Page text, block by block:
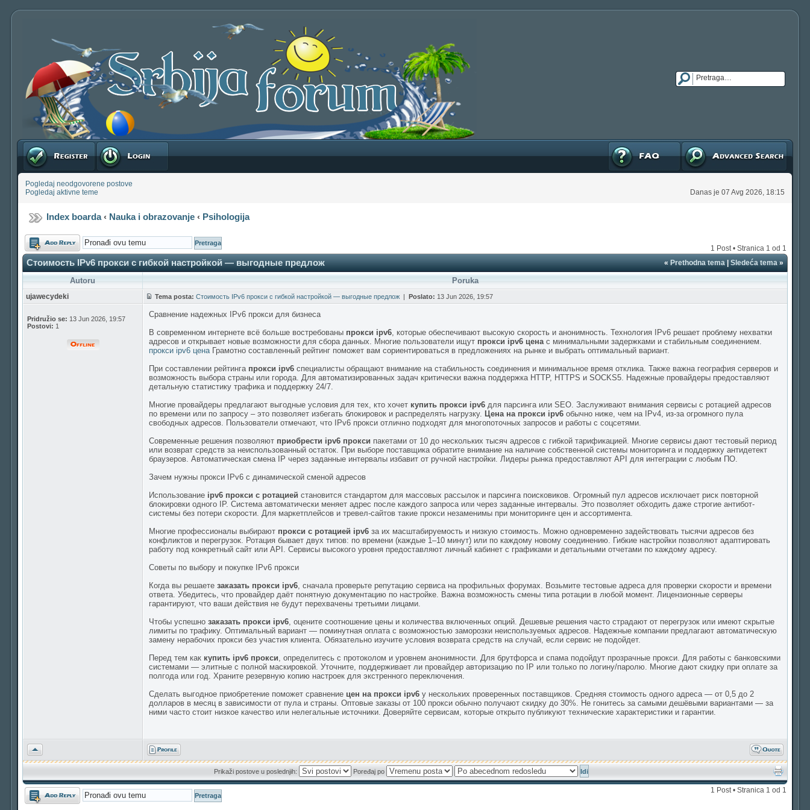
Registruj se Prijavite se Napredna pretraga
FAQ
Pogledaj neodgovorene postove
Pogledaj aktivne teme
Danas je 07 Avg 2026, 18:15
Index boarda‹ Nauka i obrazovanje ‹ Psihologija
Odgovori
1 Post • Stranica 1 od 1
Стоимость IPv6 прокси с гибкой настройкой — выгодные предлож «Prethodna tema|Sledeća tema»
Autoru Poruka
ujawecydeki Tema posta: Стоимость IPv6 прокси с гибкой настройкой — выгодные предлож | Poslato: 13 Jun 2026, 19:57
Pridružio se: 13 Jun 2026, 19:57
Postovi: 1
Сравнение надежных IPv6 прокси для бизнеса
В современном интернете всё больше востребованы прокси ipv6, которые обеспечивают высокую скорость и анонимность. Технология IPv6 решает проблему нехватки
адресов и открывает новые возможности для сбора данных. Многие пользователи ищут прокси ipv6 ценас минимальными задержками и стабильным соединением.
прокси ipv6 ценаГрамотно составленный рейтинг поможет вам сориентироваться в предложениях на рынке и выбрать оптимальный вариант.
При составлении рейтинга прокси ipv6 специалисты обращают внимание на стабильность соединения и минимальное время отклика. Также важна география серверов и
возможность выбора страны или города. Для автоматизированных задач критически важна поддержка HTTP, HTTPS и SOCKS5. Надежные провайдеры предоставляют
детальную статистику трафика и поддержку 24/7.
Многие провайдеры предлагают выгодные условия для тех, кто хочет купить прокси ipv6 для парсинга или SEO. Заслуживают внимания сервисы с ротацией адресов
по времени или по запросу – это позволяет избегать блокировок и распределять нагрузку. Цена на прокси ipv6 обычно ниже, чем на IPv4, из-за огромного пула
свободных адресов. Пользователи отмечают, что IPv6 прокси отлично подходят для многопоточных запросов и работы с соцсетями.
Современные решения позволяют приобрести ipv6 прокси пакетами от 10 до нескольких тысяч адресов с гибкой тарификацией. Многие сервисы дают тестовый период
или возврат средств за неиспользованный остаток. При выборе поставщика обратите внимание на наличие собственной системы мониторинга и поддержку антидетект
браузеров. Автоматическая смена IP через заданные интервалы избавит от ручной настройки. Лидеры рынка предоставляют API для интеграции с любым ПО.
Зачем нужны прокси IPv6 с динамической сменой адресов
Использование ipv6 прокси с ротацией становится стандартом для массовых рассылок и парсинга поисковиков. Огромный пул адресов исключает риск повторной
блокировки одного IP. Система автоматически меняет адрес после каждого запроса или через заданные интервалы. Это позволяет обходить даже строгие антибот-
системы без потери скорости. Для маркетплейсов и тревел-сайтов такие прокси незаменимы при мониторинге цен и ассортимента.
Многие профессионалы выбирают прокси с ротацией ipv6 за их масштабируемость и низкую стоимость. Можно одновременно задействовать тысячи адресов без
конфликтов и перегрузок. Ротация бывает двух типов: по времени (каждые 1–10 минут) или по каждому новому соединению. Гибкие настройки позволяют адаптировать
работу под конкретный сайт или API. Сервисы высокого уровня предоставляют личный кабинет с графиками и детальными отчетами по каждому адресу.
Советы по выбору и покупке IPv6 прокси
Когда вы решаете заказать прокси ipv6, сначала проверьте репутацию сервиса на профильных форумах. Возьмите тестовые адреса для проверки скорости и времени
ответа. Убедитесь, что провайдер даёт понятную документацию по настройке. Важна возможность смены типа ротации в любой момент. Лицензионные серверы
гарантируют, что ваши действия не будут перехвачены третьими лицами.
Чтобы успешно заказать прокси ipv6, оцените соотношение цены и количества включенных опций. Дешевые решения часто страдают от перегрузок или имеют скрытые
лимиты по трафику. Оптимальный вариант — поминутная оплата с возможностью заморозки неиспользуемых адресов. Надежные компании предлагают автоматическую
замену нерабочих прокси без участия клиента. Обязательно изучите условия возврата средств на случай, если сервис не подойдет.
Перед тем как купить ipv6 прокси, определитесь с протоколом и уровнем анонимности. Для брутфорса и спама подойдут прозрачные прокси. Для работы с банковскими
системами — элитные с полной маскировкой. Уточните, поддерживает ли провайдер авторизацию по IP или только по логину/паролю. Многие дают скидку при оплате за
полгода или год. Храните резервную копию настроек для экстренного переключения.
Сделать выгодное приобретение поможет сравнение цен на прокси ipv6 у нескольких проверенных поставщиков. Средняя стоимость одного адреса — от 0,5 до 2
долларов в месяц в зависимости от пула и страны. Оптовые заказы от 100 прокси обычно получают скидку до 30%. Не гонитесь за самыми дешёвыми вариантами — за
ними часто стоит низкое качество или нелегальные источники. Доверяйте сервисам, которые открыто публикуют технические характеристики и гарантии.
Vrh
Prikaži postove u poslednjih: Poređaj po
Odgovori 1 Post • Stranica 1 od 1